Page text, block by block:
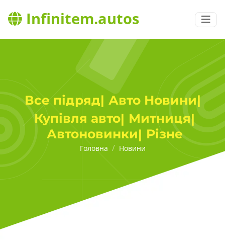
Infinitem.autos
Все підряд| Авто Новини|
Купівля авто| Митниця|
Автоновинки| Різне
Головна Новини